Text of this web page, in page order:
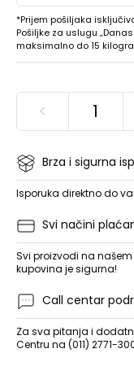
*Prijem pošiljaka
Pošiljke za uslugu
maksimalno do 15
<
Brza i sigurna
Isporuka direktno do
Svi načini
Svi proizvodi na
kupovina je sigurna!
Call centar
Za sva pitanja i
Centru na (011) 2771-